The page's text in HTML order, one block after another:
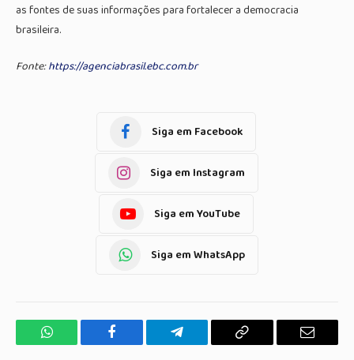
as fontes de suas informações para fortalecer a democracia
brasileira.
Fonte:https://agenciabrasil.ebc.com.br
Siga em Facebook
Siga em Instagram
Siga em YouTube
Siga em WhatsApp
WhatsApp Facebook Telegrama Copiar E-